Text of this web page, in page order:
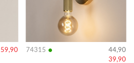
59,90 74315 •
44,90
39,90